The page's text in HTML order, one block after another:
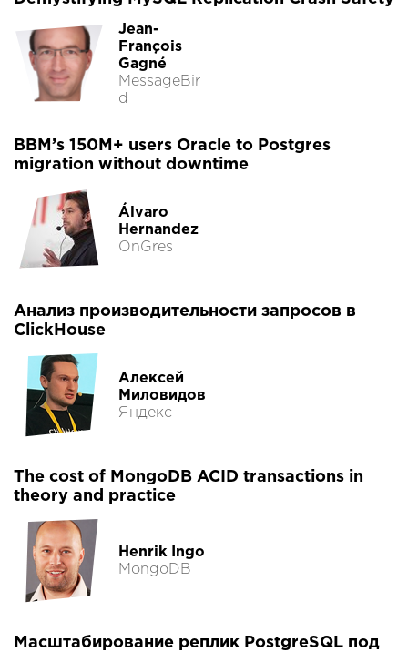
Jean-
François
Gagné
MessageBir
d
BBM’s 150M+ users Oracle to Postgres
migration without downtime
Álvaro
Hernandez
OnGres
Анализ производительности запросов в
ClickHouse
Алексей
Миловидов
Яндекс
The cost of MongoDB ACID transactions in
theory and practice
Henrik Ingo
MongoDB
Масштабирование реплик PostgreSQL под